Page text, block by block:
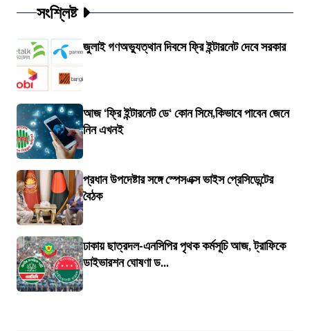
সংশ্লিষ্ট
জুলাই গণঅভ্যুত্থান দিবসে ফ্রি ইন্টারনেট দেবে সরকার
আজ ‘ফ্রি ইন্টারনেট ডে‘ কোন সিমে,কিভাবে পাবেন জেনে
নিন এখনই
প্রধান উপদেষ্টার সঙ্গে স্পেসএক্স ভাইস প্রেসিডেন্টের
বৈঠক
ঢাকায় ছাত্রদল-এনসিপির পৃথক কর্মসূচি আজ, ট্রাফিকে
ডাইভারশন ঘোষণা ড...